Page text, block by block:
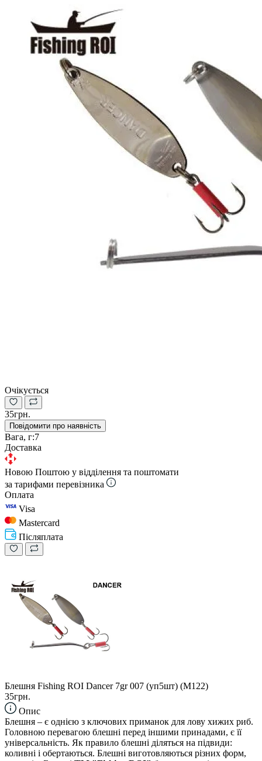
Очікується
35грн.
Повідомити про наявність
Вага, г:7
Доставка
Новою Поштою у відділення та поштомати
за тарифами перевізника
Оплата
Visa
Mastercard
Післяплата
Блешня Fishing ROI Dancer 7gr 007 (уп5шт) (M122)
35грн.
Опис
Блешня – є однією з ключових приманок для лову хижих риб.
Головною перевагою блешні перед іншими принадами, є її
універсальність. Як правило блешні діляться на підвиди:
коливні і обертаються. Блешні виготовляються різних форм,